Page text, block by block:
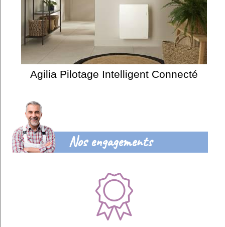
Agilia Pilotage Intelligent Connecté
Nos engagements